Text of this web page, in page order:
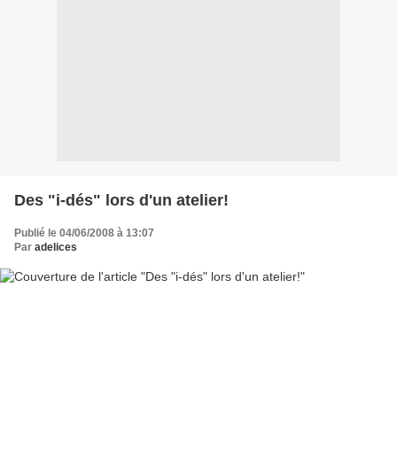
Des "i-dés" lors d'un atelier!
Publié le 04/06/2008 à 13:07
Par adelices